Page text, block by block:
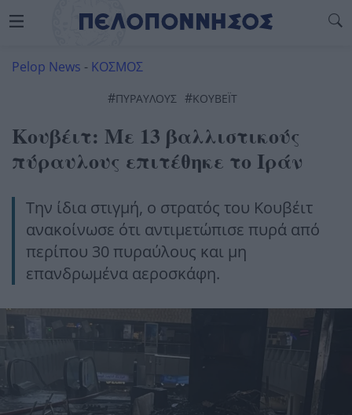
Pelop News - ΚΟΣΜΟΣ
#ΠΥΡΑΎΛΟΥΣ #ΚΟΥΒΈΙΤ
Κουβέιτ: Με 13 βαλλιστικούς
πύραυλους επιτέθηκε το Ιράν
Την ίδια στιγμή, ο στρατός του Κουβέιτ
ανακοίνωσε ότι αντιμετώπισε πυρά από
περίπου 30 πυραύλους και μη
επανδρωμένα αεροσκάφη.